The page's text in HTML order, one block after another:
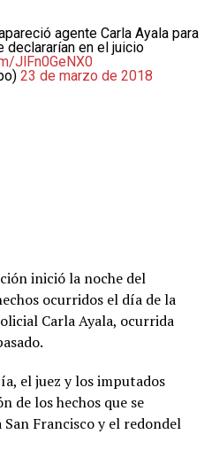
agente Carla Ayala para
en el juicio
JlFn0GeNX0
23 de marzo de 2018
inició la noche del
ocurridos el día de la
Carla Ayala, ocurrida
el juez y los imputados
de los hechos que se
Francisco y el redondel